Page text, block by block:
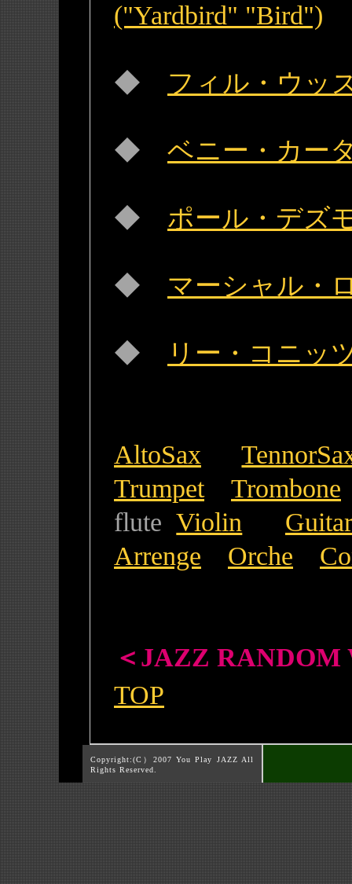
("Yardbird" "Bird")
◆ フィル・ウッ
◆ ベニー・カー
◆ ポール・デズ
◆ マーシャル・
◆ リー・コニッ
AltoSax
Trumpet
Trombone
fluteViolin
Guitar
Arrenge
Orche
＜JAZZ RANDOM
TOP
Copyright:(C）2007 You Play JAZZ All
Rights Reserved.